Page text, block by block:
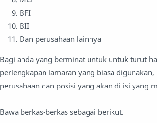
BFI
BII
Dan perusahaan lainnya
Bagi anda yang berminat untuk untuk turut
perlengkapan lamaran yang biasa
perusahaan dan posisi yang akan di isi yang
Bawa berkas-berkas sebagai berikut.